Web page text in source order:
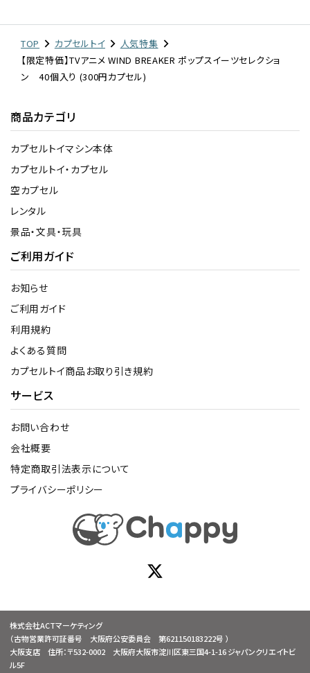
TOP カプセルトイ
人気特集
【限定特価】TVアニメ WIND BREAKER ポップスイーツセレクショ
ン 40個入り (300円カプセル)
商品カテゴリ
カプセルトイマシン本体
カプセルトイ・カプセル
空カプセル
レンタル
景品・文具・玩具
ご利用ガイド
お知らせ
ご利用ガイド
利用規約
よくある質問
カプセルトイ商品お取り引き規約
サービス
お問い合わせ
会社概要
特定商取引法表示について
プライバシーポリシー
株式会社ACTマーケティング
（古物営業許可証番号 大阪府公安委員会 第621150183222号 ）
大阪支店 住所：〒532-0002 大阪府大阪市淀川区東三国4-1-16 ジャパンクリエイトビ
ル5F